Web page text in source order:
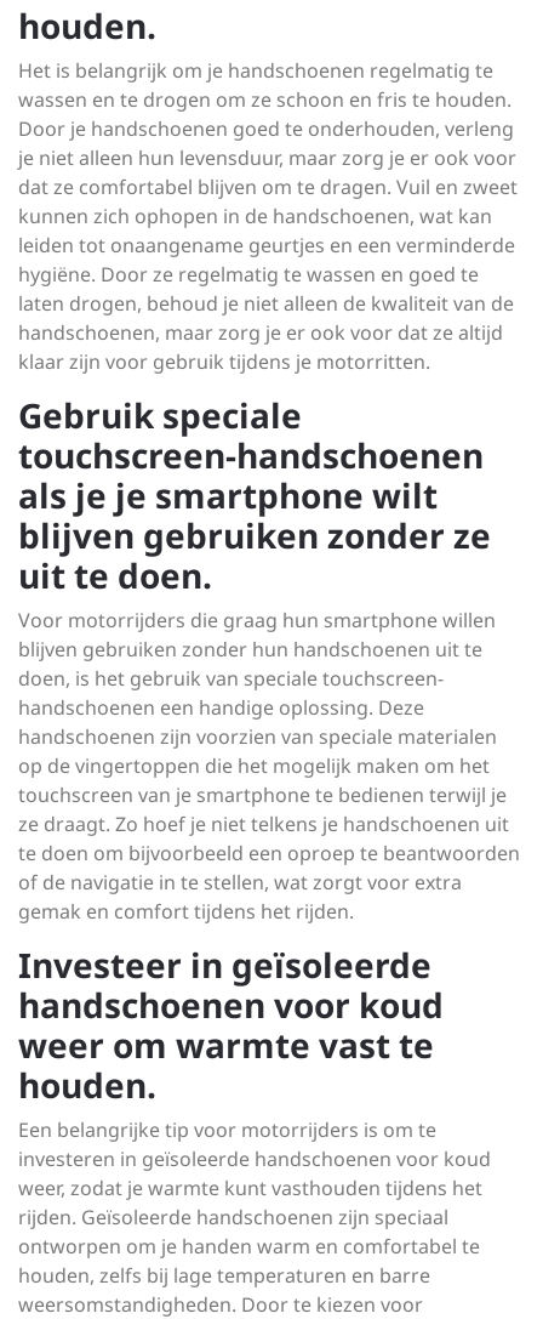
houden.
Het is belangrijk om je handschoenen regelmatig te
wassen en te drogen om ze schoon en fris te houden.
Door je handschoenen goed te onderhouden, verleng
je niet alleen hun levensduur, maar zorg je er ook voor
dat ze comfortabel blijven om te dragen. Vuil en zweet
kunnen zich ophopen in de handschoenen, wat kan
leiden tot onaangename geurtjes en een verminderde
hygiëne. Door ze regelmatig te wassen en goed te
laten drogen, behoud je niet alleen de kwaliteit van de
handschoenen, maar zorg je er ook voor dat ze altijd
klaar zijn voor gebruik tijdens je motorritten.
Gebruik speciale
touchscreen-handschoenen
als je je smartphone wilt
blijven gebruiken zonder ze
uit te doen.
Voor motorrijders die graag hun smartphone willen
blijven gebruiken zonder hun handschoenen uit te
doen, is het gebruik van speciale touchscreen-
handschoenen een handige oplossing. Deze
handschoenen zijn voorzien van speciale materialen
op de vingertoppen die het mogelijk maken om het
touchscreen van je smartphone te bedienen terwijl je
ze draagt. Zo hoef je niet telkens je handschoenen uit
te doen om bijvoorbeeld een oproep te beantwoorden
of de navigatie in te stellen, wat zorgt voor extra
gemak en comfort tijdens het rijden.
Investeer in geïsoleerde
handschoenen voor koud
weer om warmte vast te
houden.
Een belangrijke tip voor motorrijders is om te
investeren in geïsoleerde handschoenen voor koud
weer, zodat je warmte kunt vasthouden tijdens het
rijden. Geïsoleerde handschoenen zijn speciaal
ontworpen om je handen warm en comfortabel te
houden, zelfs bij lage temperaturen en barre
weersomstandigheden. Door te kiezen voor